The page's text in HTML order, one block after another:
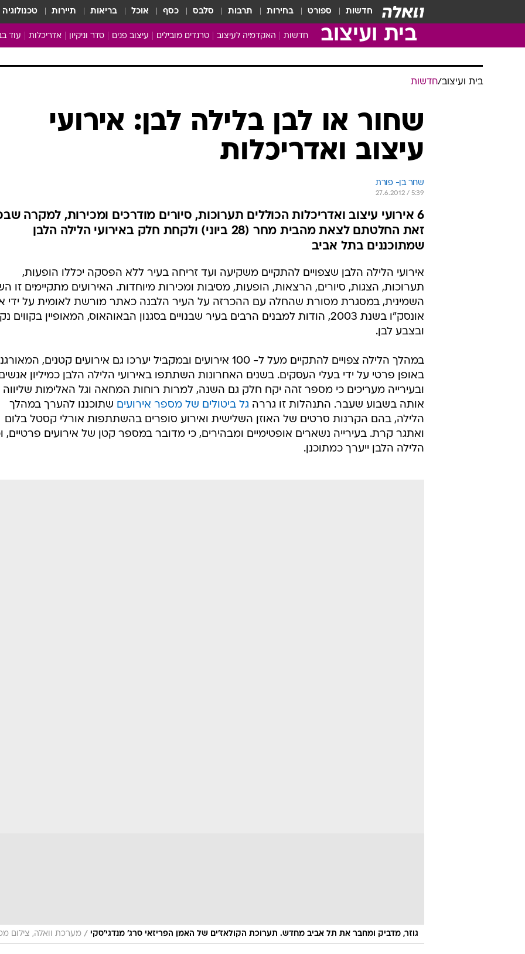
חדשות ספורט בחירות תרבות סלבס כסף אוכל בריאות תיירות טכנולוגיה
בית ועיצוב חדשות האקדמיה לעיצוב טרנדים מובילים עיצוב פנים סדר וניקיון
מדריך הניקיון
אדריכלות עוד
בית ועיצוב/חדשות
שחור או לבן בלילה לבן: אירועי
עיצוב ואדריכלות
שחר בן- פורת
27.6.2012 / 5:39
6 אירועי עיצוב ואדריכלות הכוללים תערוכות, סיורים מודרכים ומכירות, למקרה
זאת החלטתם לצאת מהבית מחר (28 ביוני) ולקחת חלק באירועי הלילה הלבן
שמתוכננים בתל אביב
אירועי הלילה הלבן שצפויים להתקיים משקיעה ועד זריחה בעיר ללא הפסקה יכללו הופעות,
תערוכות, הצגות, סיורים, הרצאות, הופעות, מסיבות ומכירות מיוחדות. האירועים מתקיימים זו
השמינית, במסגרת מסורת שהחלה עם ההכרזה על העיר הלבנה כאתר מורשת לאומית על ידי
אונסק"ו בשנת 2003, הודות למבנים הרבים בעיר שבנויים בסגנון הבאוהאוס, המאופיין בקווים
ובצבע לבן.
במהלך הלילה צפויים להתקיים מעל ל- 100 אירועים ובמקביל יערכו גם אירועים קטנים,
באופן פרטי על ידי בעלי העסקים. בשנים האחרונות השתתפו באירועי הלילה הלבן כמיליון
ובעירייה מעריכים כי מספר זהה יקח חלק גם השנה, למרות רוחות המחאה וגל האלימות שליווה
אותה בשבוע שעבר. התנהלות זו גררה גל ביטולים של מספר אירועים שתוכננו להערך במהלך
הלילה, בהם הקרנות סרטים של האוזן השלישית ואירוע סופרים בהשתתפות אורלי קסטל בלום
ואתגר קרת. בעירייה נשארים אופטימיים ומבהירים, כי מדובר במספר קטן של אירועים פרטיים,
הלילה הלבן ייערך כמתוכנן.
גוזר, מדביק ומחבר את תל אביב מחדש. תערוכת הקולאז'ים של האמן הפריזאי סרג' מנדגי'סקי / מערכת וואלה, צילום